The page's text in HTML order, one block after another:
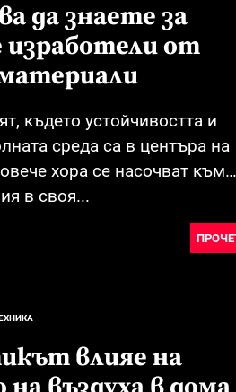
панорама
интериора
интерактивни
контрол и прецизност
да знаете за
от
където устойчивостта и
среда са в центъра на
хора се насочват към
в своя...
влияе на